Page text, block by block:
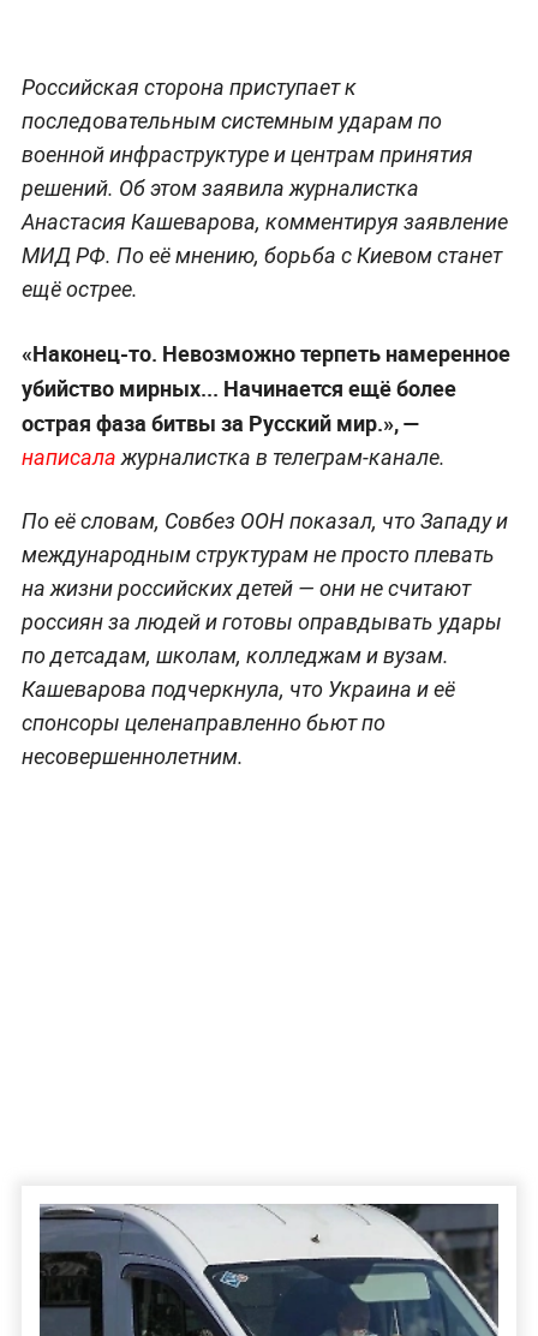
Российская сторона приступает к
последовательным системным ударам по
военной инфраструктуре и центрам принятия
решений. Об этом заявила журналистка
Анастасия Кашеварова, комментируя заявление
МИД РФ. По её мнению, борьба с Киевом станет
ещё острее.
«Наконец-то. Невозможно терпеть намеренное
убийство мирных... Начинается ещё более
острая фаза битвы за Русский мир.», —
написала журналистка в телеграм-канале.
По её словам, Совбез ООН показал, что Западу и
международным структурам не просто плевать
на жизни российских детей — они не считают
россиян за людей и готовы оправдывать удары
по детсадам, школам, колледжам и вузам.
Кашеварова подчеркнула, что Украина и её
спонсоры целенаправленно бьют по
несовершеннолетним.